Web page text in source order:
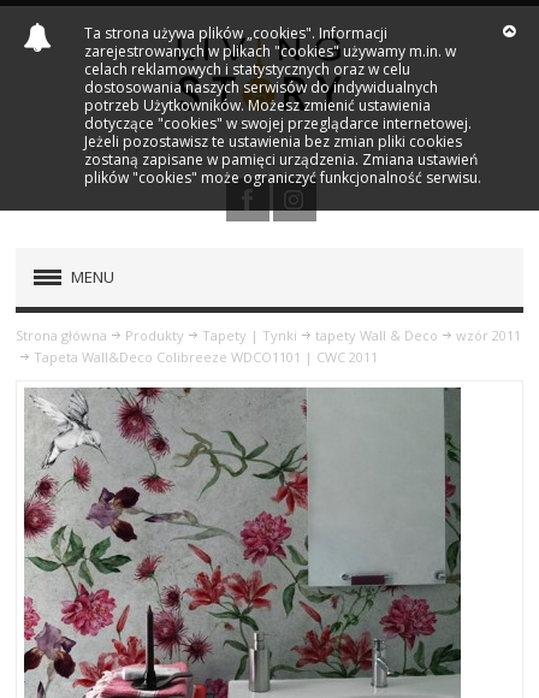
MENU
PRODUKTY
OŚWIETLENIE
KRZESŁA
FOTELE
SOFY
STOŁY
STOLIKI
Strona główna Produkty Tapety | Tynki tapety Wall & Deco
wzór 2011
Tapeta Wall&Deco Colibreeze WDCO1101 | CWC 2011
Ta strona używa plików „cookies". Informacji
zarejestrowanych w plikach "cookies" używamy m.in. w
celach reklamowych i statystycznych oraz w celu
dostosowania naszych serwisów do indywidualnych
potrzeb Użytkowników. Możesz zmienić ustawienia
dotyczące "cookies" w swojej przeglądarce internetowej.
Jeżeli pozostawisz te ustawienia bez zmian pliki cookies
zostaną zapisane w pamięci urządzenia. Zmiana ustawień
plików "cookies" może ograniczyć funkcjonalność serwisu.